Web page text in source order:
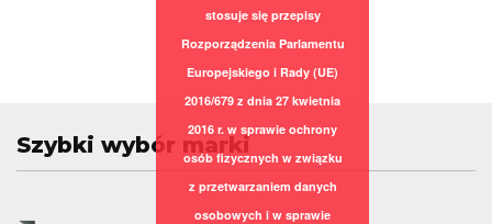
Szybki wybór marki
stosuje się przepisy
Rozporządzenia Parlamentu
Europejskiego i Rady (UE)
2016/679 z dnia 27 kwietnia
2016 r. w sprawie ochrony
osób fizycznych w związku
z przetwarzaniem danych
osobowych i w sprawie